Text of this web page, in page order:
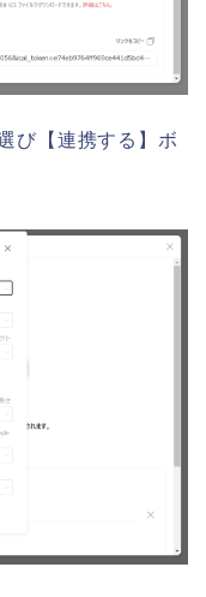
び【連携する】ボ